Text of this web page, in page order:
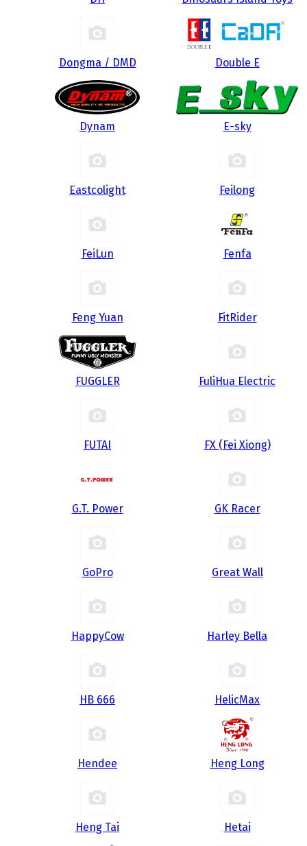
Dongma / DMD Double E
Dynam E-sky
Eastcolight Feilong
FeiLun Fenfa
Feng Yuan FitRider
FUGGLER FuliHua Electric
FUTAI FX (Fei Xiong)
G.T. Power GK Racer
GoPro Great Wall
HappyCow Harley Bella
HB 666 HelicMax
Hendee Heng Long
Heng Tai Hetai